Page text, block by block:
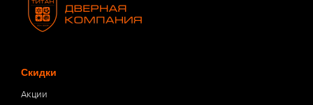
Скидки
Акции